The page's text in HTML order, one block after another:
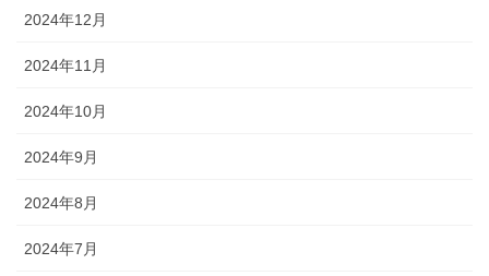
2024年12月
2024年11月
2024年10月
2024年9月
2024年8月
2024年7月